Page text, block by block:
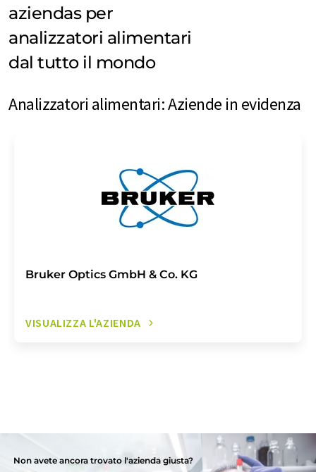
aziendas per
analizzatori alimentari
dal tutto il mondo
Analizzatori alimentari: Aziende in evidenza
Bruker Optics GmbH & Co. KG
VISUALIZZA L'AZIENDA
Non avete ancora trovato l'azienda giusta?